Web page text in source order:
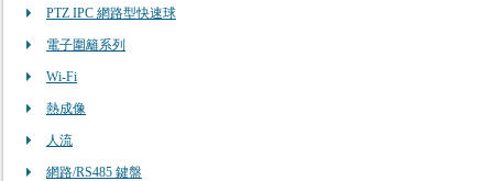
PTZ IPC 網路型快速球
電子圍籬系列
Wi-Fi
熱成像
人流
網路/RS485 鍵盤